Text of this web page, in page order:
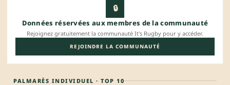
🔒
Données réservées aux membres de la communauté
Rejoignez gratuitement la communauté It's Rugby pour y accéder.
REJOINDRE LA COMMUNAUTÉ
PALMARÈS INDIVIDUEL · TOP 10